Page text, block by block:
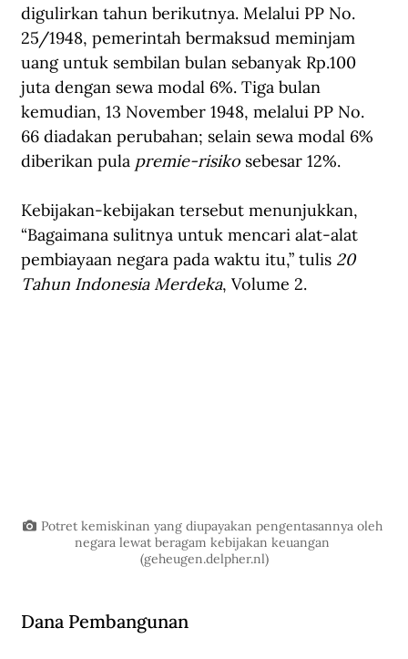
digulirkan tahun berikutnya. Melalui PP No.
25/1948, pemerintah bermaksud meminjam
uang untuk sembilan bulan sebanyak Rp.100
juta dengan sewa modal 6%. Tiga bulan
kemudian, 13 November 1948, melalui PP No.
66 diadakan perubahan; selain sewa modal 6%
diberikan pula premie-risiko sebesar 12%.
Kebijakan-kebijakan tersebut menunjukkan,
“Bagaimana sulitnya untuk mencari alat-alat
pembiayaan negara pada waktu itu,” tulis 20
Tahun Indonesia Merdeka, Volume 2.
Potret kemiskinan yang diupayakan pengentasannya oleh
negara lewat beragam kebijakan keuangan
(geheugen.delpher.nl)
Dana Pembangunan